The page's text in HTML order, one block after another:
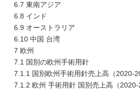
6.7 東南アジア
6.8 インド
6.9 オーストラリア
6.10 中国 台湾
7 欧州
7.1 国別の欧州手術用針
7.1.1 国別欧州手術用針売上高（2020-
7.1.2 欧州 手術用針 国別売上高（2020-